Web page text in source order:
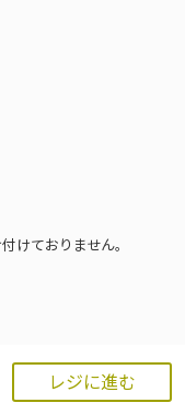
レジに進む
けておりません。